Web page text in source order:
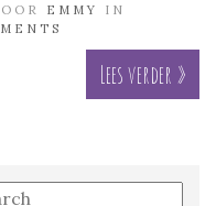
EMMY
IN
Lees verder »